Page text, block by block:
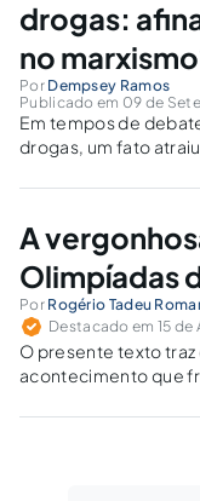
drogas:
no
Por Dempsey Ramos
Publicado em 09 de
Em tempos de
drogas, um fato
o porquê da
corrupção, drogas e
A
Olimpíadas
Por Rogério Tadeu
Destacado em 15 de
O presente texto
acontecimento que
expressão,